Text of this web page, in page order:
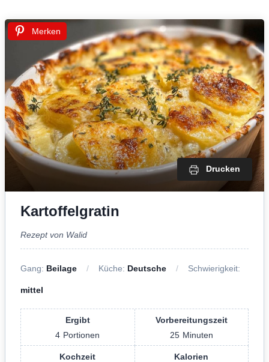
Merken
Drucken
Kartoffelgratin
Rezept von Walid
Gang: Beilage Küche: Deutsche Schwierigkeit:
mittel
Ergibt
4 Portionen
Vorbereitungszeit
25 Minuten
Kochzeit
Kalorien